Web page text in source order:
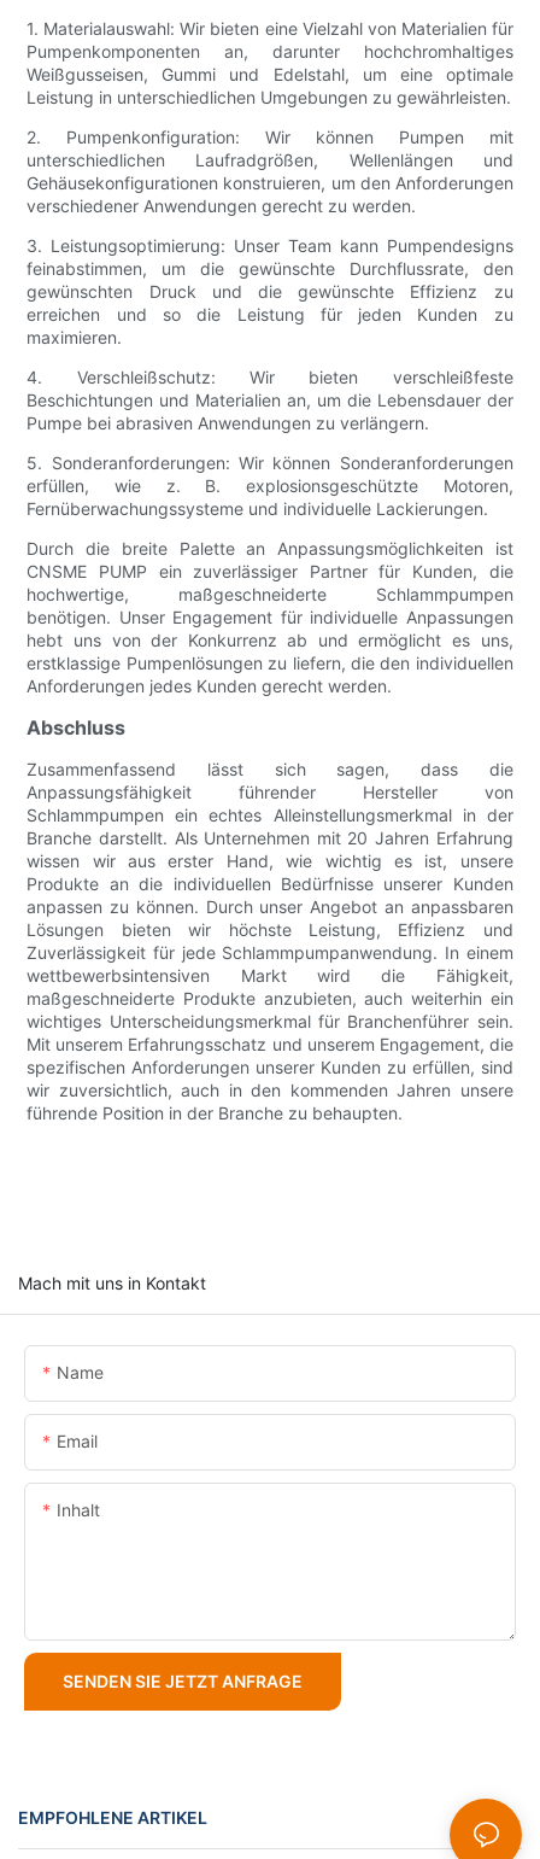
1. Materialauswahl: Wir bieten eine Vielzahl von Materialien für
Pumpenkomponenten an, darunter hochchromhaltiges
Weißgusseisen, Gummi und Edelstahl, um eine optimale
Leistung in unterschiedlichen Umgebungen zu gewährleisten.
2. Pumpenkonfiguration: Wir können Pumpen mit
unterschiedlichen Laufradgrößen, Wellenlängen und
Gehäusekonfigurationen konstruieren, um den Anforderungen
verschiedener Anwendungen gerecht zu werden.
3. Leistungsoptimierung: Unser Team kann Pumpendesigns
feinabstimmen, um die gewünschte Durchflussrate, den
gewünschten Druck und die gewünschte Effizienz zu
erreichen und so die Leistung für jeden Kunden zu
maximieren.
4. Verschleißschutz: Wir bieten verschleißfeste
Beschichtungen und Materialien an, um die Lebensdauer der
Pumpe bei abrasiven Anwendungen zu verlängern.
5. Sonderanforderungen: Wir können Sonderanforderungen
erfüllen, wie z. B. explosionsgeschützte Motoren,
Fernüberwachungssysteme und individuelle Lackierungen.
Durch die breite Palette an Anpassungsmöglichkeiten ist
CNSME PUMP ein zuverlässiger Partner für Kunden, die
hochwertige, maßgeschneiderte Schlammpumpen
benötigen. Unser Engagement für individuelle Anpassungen
hebt uns von der Konkurrenz ab und ermöglicht es uns,
erstklassige Pumpenlösungen zu liefern, die den individuellen
Anforderungen jedes Kunden gerecht werden.
Abschluss
Zusammenfassend lässt sich sagen, dass die
Anpassungsfähigkeit führender Hersteller von
Schlammpumpen ein echtes Alleinstellungsmerkmal in der
Branche darstellt. Als Unternehmen mit 20 Jahren Erfahrung
wissen wir aus erster Hand, wie wichtig es ist, unsere
Produkte an die individuellen Bedürfnisse unserer Kunden
anpassen zu können. Durch unser Angebot an anpassbaren
Lösungen bieten wir höchste Leistung, Effizienz und
Zuverlässigkeit für jede Schlammpumpanwendung. In einem
wettbewerbsintensiven Markt wird die Fähigkeit,
maßgeschneiderte Produkte anzubieten, auch weiterhin ein
wichtiges Unterscheidungsmerkmal für Branchenführer sein.
Mit unserem Erfahrungsschatz und unserem Engagement, die
spezifischen Anforderungen unserer Kunden zu erfüllen, sind
wir zuversichtlich, auch in den kommenden Jahren unsere
führende Position in der Branche zu behaupten.
Mach mit uns in Kontakt
Name
Email
Inhalt
SENDEN SIE JETZT ANFRAGE
EMPFOHLENE ARTIKEL